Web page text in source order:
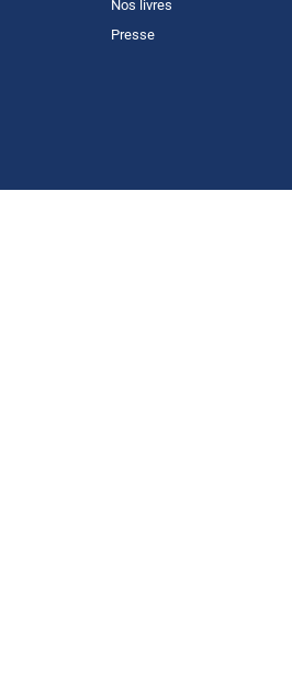
Nos livres
Presse